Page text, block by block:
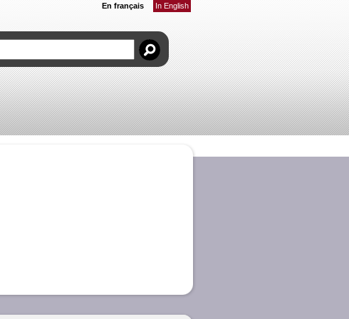
En français In English